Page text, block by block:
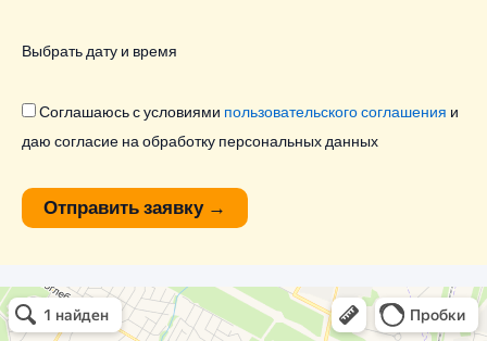
Выбрать дату и время
Соглашаюсь с условиями пользовательского соглашения и
даю согласие на обработку персональных данных
Отправить заявку →
Олди Строй
Фасады и фасадные системы в Обнинске
Оргстекло, поликарбонат в Обнинске